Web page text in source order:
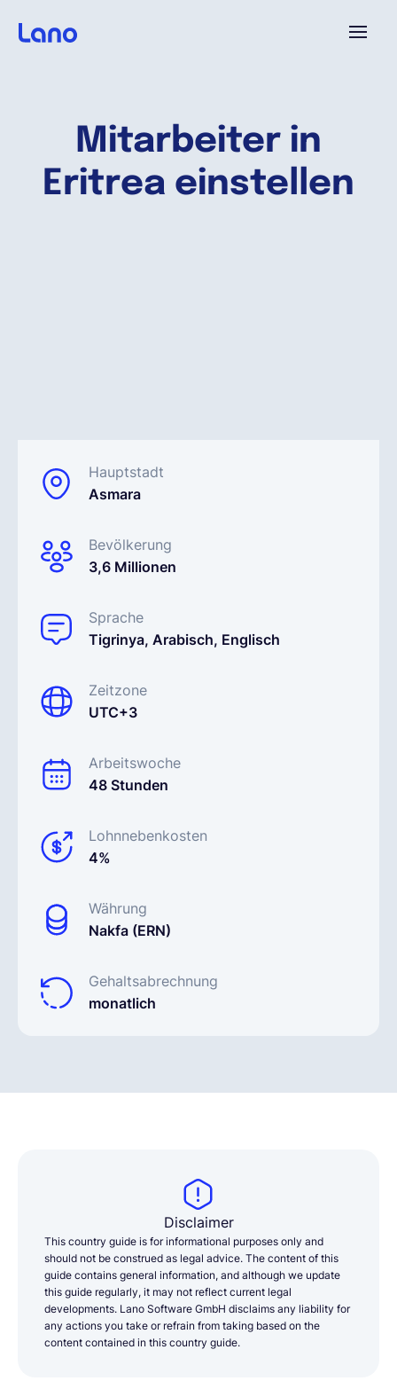
Mitarbeiter in
Eritrea einstellen
Hauptstadt
Asmara
Bevölkerung
3,6 Millionen
Sprache
Tigrinya, Arabisch, Englisch
Zeitzone
UTC+3
Arbeitswoche
48 Stunden
Lohnnebenkosten
4%
Währung
Nakfa (ERN)
Gehaltsabrechnung
monatlich
Warum Lano?
EOR & Payroll
Contractor Management
Disclaimer
This country guide is for informational purposes only and
should not be construed as legal advice. The content of this
guide contains general information, and although we update
this guide regularly, it may not reflect current legal
developments. Lano Software GmbH disclaims any liability for
any actions you take or refrain from taking based on the
content contained in this country guide.